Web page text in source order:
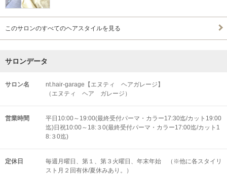
このサロンのすべてのヘアスタイルを見る
サロンデータ
サロン名
nt.hair-garage【エヌティ ヘアガレージ】
（エヌティ ヘア ガレージ）
営業時間
平日10:00～19:00(最終受付パーマ・カラー17:30迄/カット19:00
迄)日祝10:00～18:３0(最終受付パーマ・カラー17:00迄/カット1
8:３0迄)
定休日
毎週月曜日、第１、第３火曜日、年末年始 （※他に各スタイリ
スト月２回有休/夏休みあり。）